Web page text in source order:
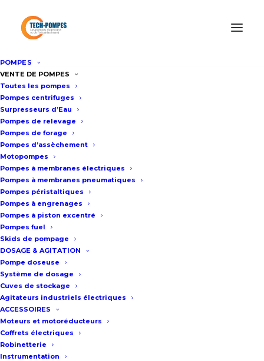
POMPES
VENTE DE POMPES
Toutes les pompes
Pompes centrifuges
Surpresseurs d’Eau
Pompes de relevage
Pompes de forage
Pompes d’assèchement
Motopompes
Pompes à membranes électriques
Pompes à membranes pneumatiques
Pompes péristaltiques
Pompes à engrenages
Pompes à piston excentré
Pompes fuel
Skids de pompage
DOSAGE & AGITATION
Pompe doseuse
Système de dosage
Cuves de stockage
Agitateurs industriels électriques
ACCESSOIRES
Moteurs et motoréducteurs
Coffrets électriques
Robinetterie
Instrumentation
Accueil /Surpresseur Eau Professionnel
GMD 60m3/h – 6bar
Surpresseur à eau GMD 60m3/h
– 6bar
Fiche technique
Surpresseur 2 pompes
horizontales HM à vitesse
constante
Régulation par pressostats ou
capteurs de pression
Homologués pour applications
eau potable
Débit maxi : 60 m³/h